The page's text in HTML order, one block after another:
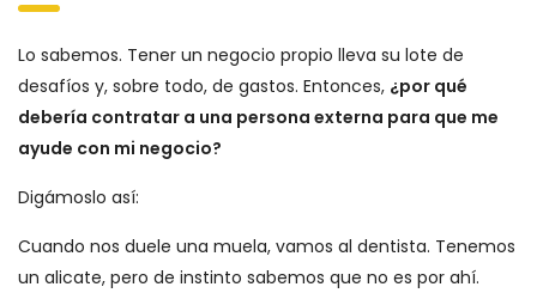
Lo sabemos. Tener un negocio propio lleva su lote de
desafíos y, sobre todo, de gastos. Entonces, ¿por qué
debería contratar a una persona externa para que me
ayude con mi negocio?
Digámoslo así:
Cuando nos duele una muela, vamos al dentista. Tenemos
un alicate, pero de instinto sabemos que no es por ahí.